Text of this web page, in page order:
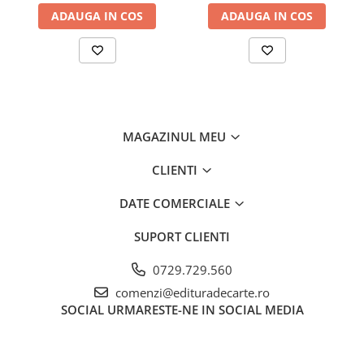
ADAUGA IN COS ADAUGA IN COS
MAGAZINUL MEU
CLIENTI
DATE COMERCIALE
SUPORT CLIENTI
0729.729.560
comenzi@edituradecarte.ro
SOCIAL URMARESTE-NE IN SOCIAL MEDIA